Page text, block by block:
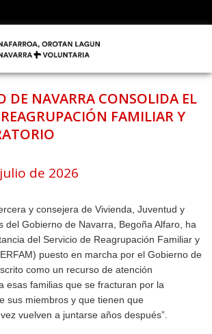
DE NAVARRA CONSOLIDA EL
FAMILIAR Y
de 2026
y consejera de Vivienda, Juventud y
del Gobierno de Navarra, Begoña Alfaro, ha
del Servicio de Reagrupación Familiar y
puesto en marcha por el Gobierno de
como un recurso de atención
esas familias que se fracturan por la
sus miembros y que tienen que
vuelven a juntarse años después”.